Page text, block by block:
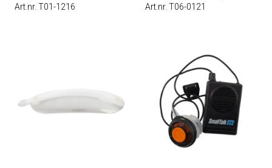
Art.nr. T01-1216 Art.nr. T06-0121